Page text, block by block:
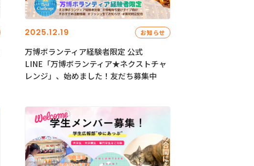
2025.12.19 お知らせ
万博ボランティア経験者限定 公式
LINE「万博ボランティア★ネクストチャ
レンジ」、始めました！友だち募集中